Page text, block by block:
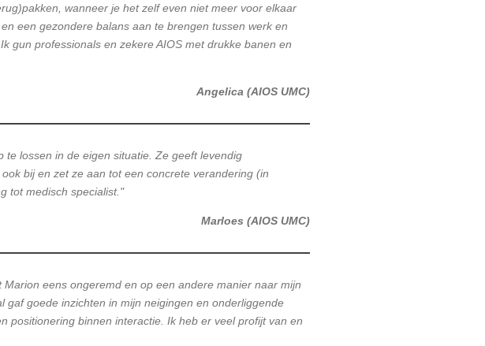
wanneer je het zelf even niet meer voor elkaar
een gezondere balans aan te brengen tussen werk en
gun professionals en zekere AIOS met drukke banen en
Angelica (AIOS UMC)
te lossen in de eigen situatie. Ze geeft levendig
bij en zet ze aan tot een concrete verandering (in
tot medisch specialist."
Marloes (AIOS UMC)
eens ongeremd en op een andere manier naar mijn
goede inzichten in mijn neigingen en onderliggende
positionering binnen interactie. Ik heb er veel profijt van en